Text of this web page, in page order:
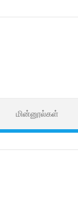
மின்னூல்கள்